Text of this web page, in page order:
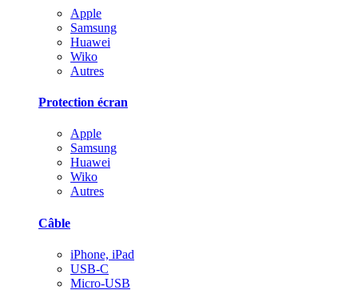
Apple
Samsung
Huawei
Wiko
Autres
Protection écran
Apple
Samsung
Huawei
Wiko
Autres
Câble
iPhone, iPad
USB-C
Micro-USB